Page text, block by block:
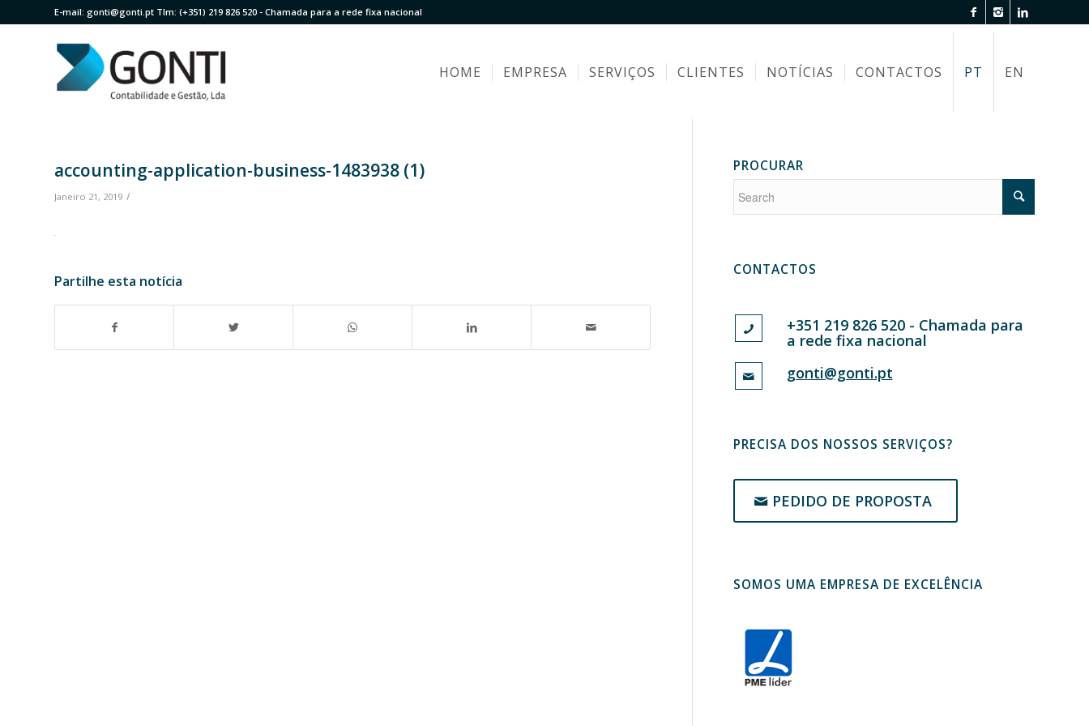
E-mail: gonti@gonti.pt Tlm: (+351) 219 826 520 - Chamada para a rede fixa nacional
HOME EMPRESA SERVIÇOS CLIENTES NOTÍCIAS CONTACTOS PT EN
accounting-application-business-1483938 (1)
Janeiro 21, 2019 /
Partilhe esta notícia
PROCURAR
CONTACTOS
+351 219 826 520 - Chamada para
a rede fixa nacional
gonti@gonti.pt
PRECISA DOS NOSSOS SERVIÇOS?
PEDIDO DE PROPOSTA
SOMOS UMA EMPRESA DE EXCELÊNCIA